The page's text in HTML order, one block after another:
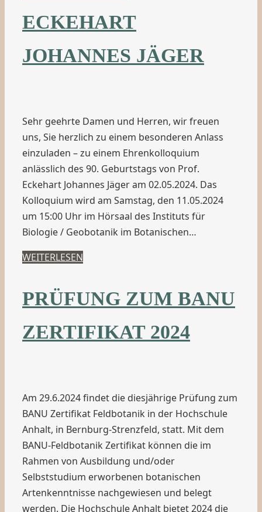
ECKEHART
JOHANNES JÄGER
Sehr geehrte Damen und Herren, wir freuen
uns, Sie herzlich zu einem besonderen Anlass
einzuladen – zu einem Ehrenkolloquium
anlässlich des 90. Geburtstags von Prof.
Eckehart Johannes Jäger am 02.05.2024. Das
Kolloquium wird am Samstag, den 11.05.2024
um 15:00 Uhr im Hörsaal des Instituts für
Biologie / Geobotanik im Botanischen…
WEITERLESEN
PRÜFUNG ZUM BANU
ZERTIFIKAT 2024
Am 29.6.2024 findet die diesjährige Prüfung zum
BANU Zertifikat Feldbotanik in der Hochschule
Anhalt, in Bernburg-Strenzfeld, statt. Mit dem
BANU-Feldbotanik Zertifikat können die im
Rahmen von Ausbildung und/oder
Selbststudium erworbenen botanischen
Artenkenntnisse nachgewiesen und belegt
werden. Die Hochschule Anhalt bietet 2024 die